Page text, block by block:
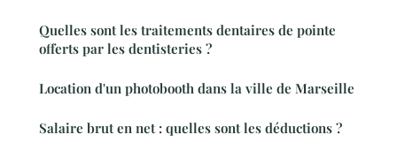
Quelles sont les traitements dentaires de pointe
offerts par les dentisteries ?
Location d'un photobooth dans la ville de Marseille
Salaire brut en net : quelles sont les déductions ?